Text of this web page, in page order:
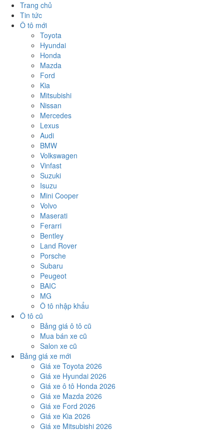
Trang chủ
Tin tức
Ô tô mới
Toyota
Hyundai
Honda
Mazda
Ford
Kia
Mitsubishi
Nissan
Mercedes
Lexus
Audi
BMW
Volkswagen
Vinfast
Suzuki
Isuzu
Mini Cooper
Volvo
Maserati
Ferarri
Bentley
Land Rover
Porsche
Subaru
Peugeot
BAIC
MG
Ô tô nhập khẩu
Ô tô cũ
Bảng giá ô tô cũ
Mua bán xe cũ
Salon xe cũ
Bảng giá xe mới
Giá xe Toyota 2026
Giá xe Hyundai 2026
Giá xe ô tô Honda 2026
Giá xe Mazda 2026
Giá xe Ford 2026
Giá xe Kia 2026
Giá xe Mitsubishi 2026